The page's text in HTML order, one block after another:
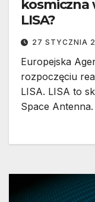
kosmiczna w
LISA?
27 STYCZNIA
Europejska
rozpoczęciu
LISA. LISA to
Space